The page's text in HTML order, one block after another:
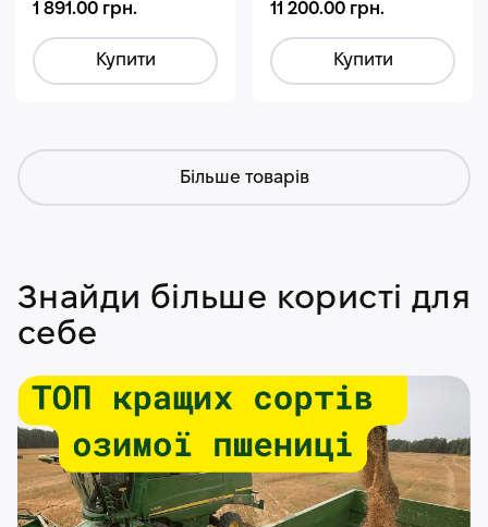
1 891.00 грн.
Купити
11 200.00 грн.
Купити
Більше товарів
Знайди більше користі для
себе